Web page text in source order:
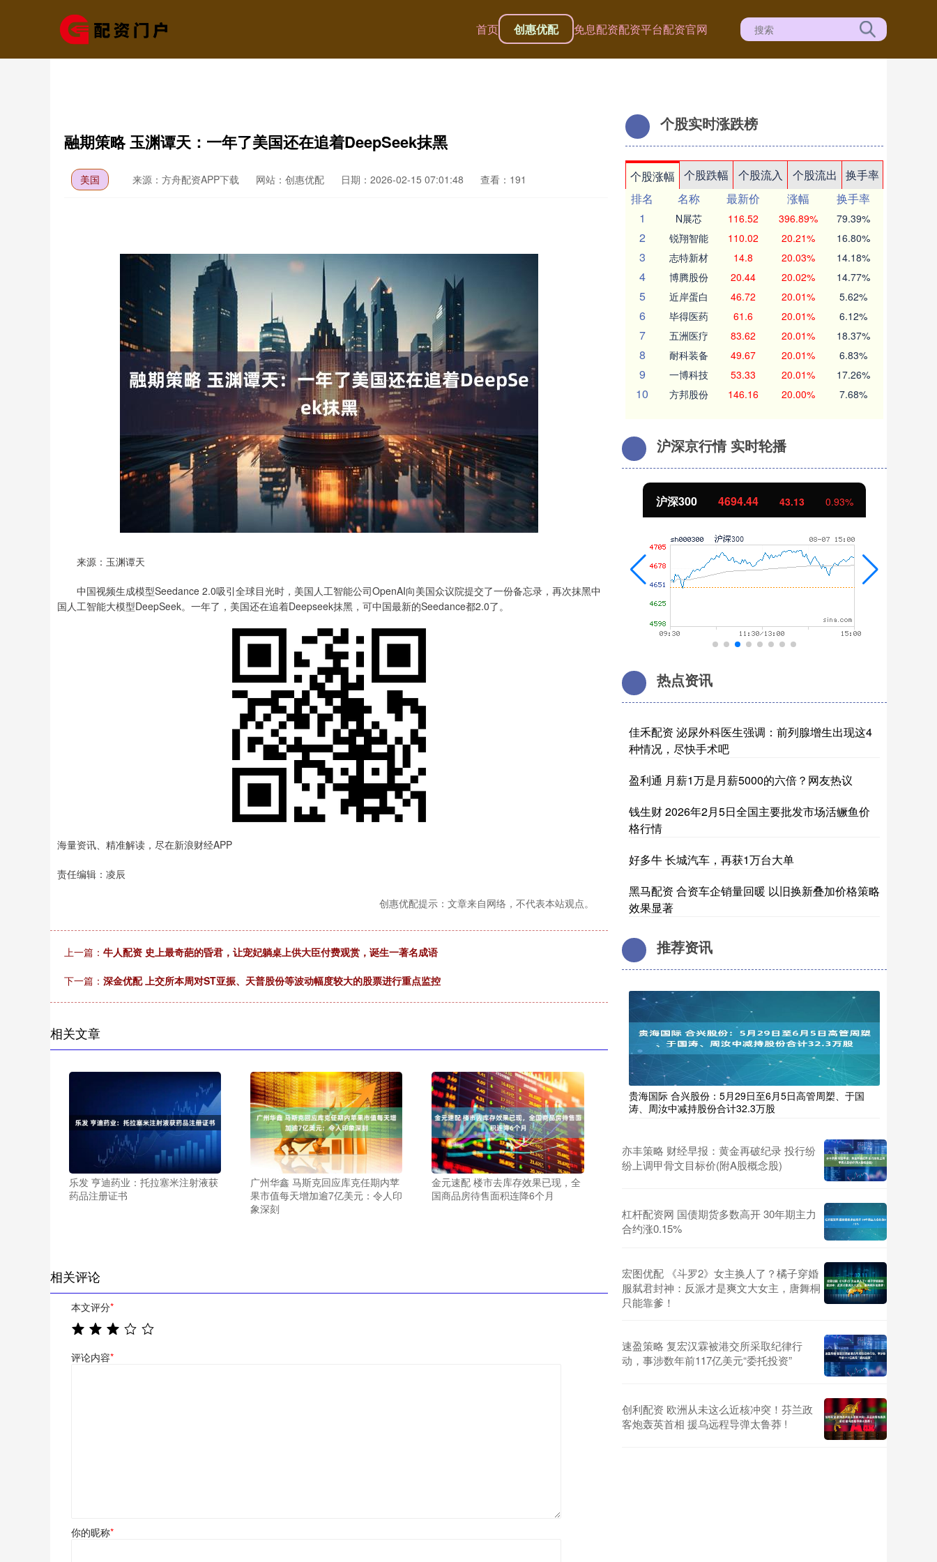
首页 创惠优配 免息配资配资平台配资官网
融期策略 玉渊谭天：一年了美国还在追着DeepSeek抹黑
美国 来源：方舟配资APP下载 网站：创惠优配 日期：2026-02-15 07:01:48 查看：191
来源：玉渊谭天
中国视频生成模型Seedance 2.0吸引全球目光时，美国人工智能公司OpenAI向美国众议院提交了一份备忘录，再次抹黑中
国人工智能大模型DeepSeek。一年了，美国还在追着Deepseek抹黑，可中国最新的Seedance都2.0了。
海量资讯、精准解读，尽在新浪财经APP
责任编辑：凌辰
创惠优配提示：文章来自网络，不代表本站观点。
上一篇： 牛人配资 史上最奇葩的昏君，让宠妃躺桌上供大臣付费观赏，诞生一著名成语
下一篇： 深金优配 上交所本周对ST亚振、天普股份等波动幅度较大的股票进行重点监控
相关文章
乐发 亨迪药业：托拉塞米注射液获
药品注册证书
广州华鑫 马斯克回应库克任期内苹
果市值每天增加逾7亿美元：令人印
象深刻
金元速配 楼市去库存效果已现，全
国商品房待售面积连降6个月
相关评论
本文评分*
评论内容*
你的昵称*
个股实时涨跌榜
个股涨幅 个股跌幅 个股流入 个股流出
换手率
排名
名称 最新价 涨幅
换手率
1
N展芯 116.52 396.89% 79.39%
2 锐翔智能 110.02 20.21% 16.80%
3 志特新材 14.8 20.03% 14.18%
4 博腾股份 20.44 20.02% 14.77%
5 近岸蛋白 46.72 20.01% 5.62%
6 毕得医药 61.6 20.01% 6.12%
7 五洲医疗 83.62 20.01% 18.37%
8 耐科装备 49.67 20.01% 6.83%
9 一博科技 53.33 20.01% 17.26%
10 方邦股份 146.16 20.00% 7.68%
沪深京行情 实时轮播
14311.01 200.89 1.42% 沪深300 4694.44 43.13 北证50 1134.24 11.37 1.01%
热点资讯
佳禾配资 泌尿外科医生强调：前列腺增生出现这4
种情况，尽快手术吧
盈利通 月薪1万是月薪5000的六倍？网友热议
钱生财 2026年2月5日全国主要批发市场活鳜鱼价
格行情
好多牛 长城汽车，再获1万台大单
黑马配资 合资车企销量回暖 以旧换新叠加价格策略
效果显著
推荐资讯
贵海国际 合兴股份：5月29日至6月5日高管周槊、于国
涛、周汝中减持股份合计32.3万股
亦丰策略 财经早报：黄金再破纪录 投行纷
纷上调甲骨文目标价(附A股概念股)
杠杆配资网 国债期货多数高开 30年期主力
合约涨0.15%
宏图优配 《斗罗2》女主换人了？橘子穿婚
服弑君封神：反派才是爽文大女主，唐舞桐
只能靠爹！
速盈策略 复宏汉霖被港交所采取纪律行
动，事涉数年前117亿美元“委托投资”
创利配资 欧洲从未这么近核冲突！芬兰政
客炮轰英首相 援乌远程导弹太鲁莽 !